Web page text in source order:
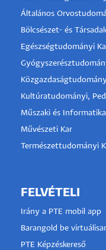
Általános
Bölcsészet- és
Egészségtudományi
Kultúratudományi,
Műszaki és
Művészeti Kar
Természettudományi
FELVÉTELI
Irány a PTE mobil app
Barangold be
PTE Képzéskereső